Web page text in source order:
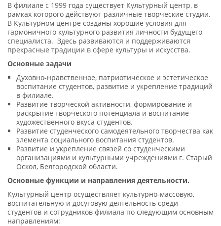
В филиале с 1999 года существует Культурный центр, в
рамках которого действуют различные творческие студии.
В Культурном центре созданы хорошие условия для
гармоничного культурного развития личности будущего
специалиста. Здесь развиваются и поддерживаются
прекрасные традиции в сфере культуры и искусства.
Основные задачи
Духовно-нравственное, патриотическое и эстетическое
воспитание студентов, развитие и укрепление традиций
в филиале.
Развитие творческой активности, формирование и
раскрытие творческого потенциала и воспитание
художественного вкуса студентов.
Развитие студенческого самодеятельного творчества как
элемента социального воспитания студентов.
Развитие и укрепление связей со студенческими
организациями и культурными учреждениями г. Старый
Оскол, Белгородской области.
Основные функции и направления деятельности.
Культурный центр осуществляет культурно-массовую,
воспитательную и досуговую деятельность среди
студентов и сотрудников филиала по следующим основным
направлениям: